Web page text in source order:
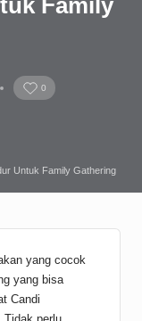
Family
0
Untuk Family Gathering
yang cocok
yang bisa
Candi